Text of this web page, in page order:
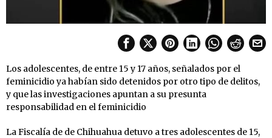
Los adolescentes, de entre 15 y 17 años, señalados por el
feminicidio ya habían sido detenidos por otro tipo de delitos,
y que las investigaciones apuntan a su presunta
responsabilidad en el feminicidio
La Fiscalía de de Chihuahua detuvo a tres adolescentes de 15,